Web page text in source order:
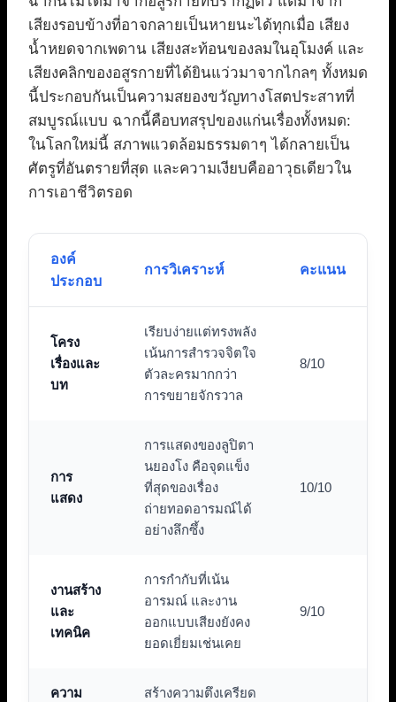
เสียงรอบข้างที่อาจกลายเป็นหายนะได้ทุกเมื่อ เสียง
น้ำหยดจากเพดาน เสียงสะท้อนของลมในอุโมงค์ และ
เสียงคลิกของอสูรกายที่ได้ยินแว่วมาจากไกลๆ ทั้งหมด
นี้ประกอบกันเป็นความสยองขวัญทางโสตประสาทที่
สมบูรณ์แบบ ฉากนี้คือบทสรุปของแก่นเรื่องทั้งหมด:
ในโลกใหม่นี้ สภาพแวดล้อมธรรมดาๆ ได้กลายเป็น
ศัตรูที่อันตรายที่สุด และความเงียบคืออาวุธเดียวใน
การเอาชีวิตรอด
องค์
ประกอบ
การวิเคราะห์ คะแนน
โครง
เรื่องและ
บท
เรียบง่ายแต่ทรงพลัง
เน้นการสำรวจจิตใจ
ตัวละครมากกว่า
การขยายจักรวาล
8/10
การ
แสดง
การแสดงของลูปิตา
นยองโง คือจุดแข็ง
ที่สุดของเรื่อง
ถ่ายทอดอารมณ์ได้
อย่างลึกซึ้ง
10/10
งานสร้าง
และ
เทคนิค
การกำกับที่เน้น
อารมณ์ และงาน
ออกแบบเสียงยังคง
ยอดเยี่ยมเช่นเคย
9/10
ความ
สร้างความตึงเครียด